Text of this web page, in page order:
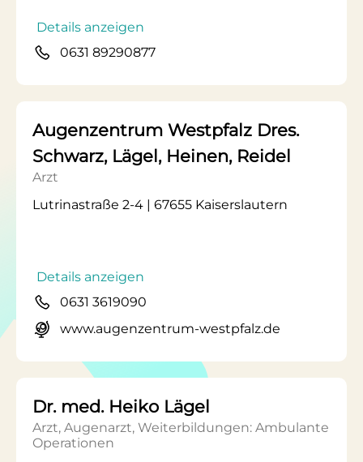
Details anzeigen
0631 89290877
Augenzentrum Westpfalz Dres.
Schwarz, Lägel, Heinen, Reidel
Arzt
Lutrinastraße 2-4 | 67655 Kaiserslautern
Details anzeigen
0631 3619090
www.augenzentrum-westpfalz.de
Dr. med. Heiko Lägel
Arzt, Augenarzt, Weiterbildungen: Ambulante
Operationen